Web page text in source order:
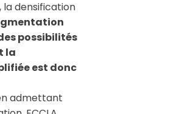
la densification
possibilités
la
est donc
admettant